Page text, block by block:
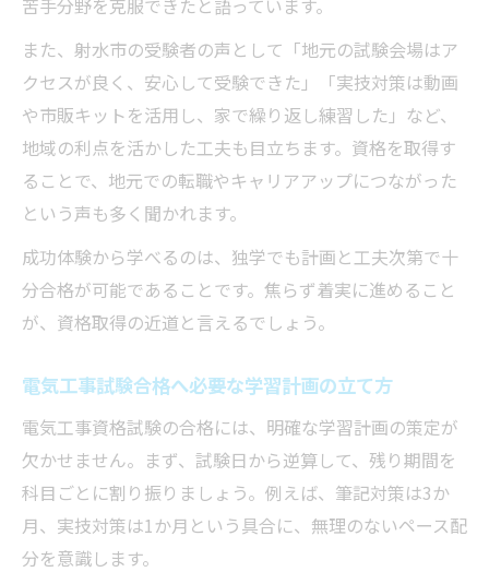
第二種電気工事士試験日程を基にした学習
計画術
過去問を活用した電気工事試験対策テクニ
学科から技能まで電気工事試験対策法
ト
技能試験で合格率を上げる電気工事の練習
電気工事試験の学科と技能を分けて学ぶメ
リット
効率的な電気工事試験対策の時間配分のコ
ツ
本番前の電気工事士模擬試験で実力を確認
効率的な勉強で電気工事の合格率を上げる
また、射水市の受験者の声として「地元の試験会場はア
クセスが良く、安心して受験できた」「実技対策は動画
や市販キットを活用し、家で繰り返し練習した」など、
地域の利点を活かした工夫も目立ちます。資格を取得す
ることで、地元での転職やキャリアアップにつながった
という声も多く聞かれます。
成功体験から学べるのは、独学でも計画と工夫次第で十
分合格が可能であることです。焦らず着実に進めること
が、資格取得の近道と言えるでしょう。
電気工事試験合格へ必要な学習計画の立て方
電気工事資格試験の合格には、明確な学習計画の策定が
欠かせません。まず、試験日から逆算して、残り期間を
科目ごとに割り振りましょう。例えば、筆記対策は3か
月、実技対策は1か月という具合に、無理のないペース配
分を意識します。